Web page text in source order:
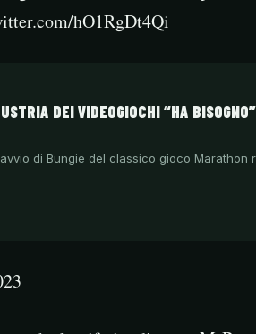
hO1RgDt4Qi
DEI VIDEOGIOCHI “HA BISOGNO”
di Bungie del classico gioco Marathon